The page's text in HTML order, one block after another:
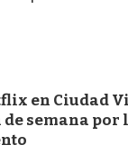
en Ciudad
semana por